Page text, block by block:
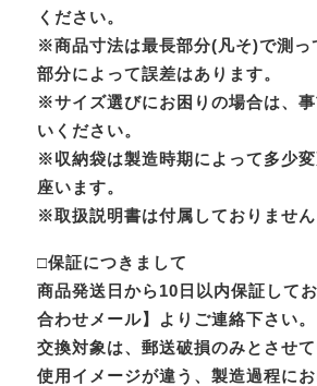
ください。
※商品寸法は最長部分(凡そ)で測っ
部分によって誤差はあります。
※サイズ選びにお困りの場合は、
いください。
※収納袋は製造時期によって多少
座います。
※取扱説明書は付属しておりません
□保証につきまして
商品発送日から10日以内保証して
合わせメール】よりご連絡下さい。
交換対象は、郵送破損のみとさせて
使用イメージが違う、製造過程に